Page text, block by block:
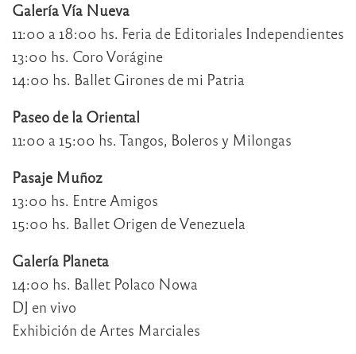
Galería Vía Nueva
11:00 a 18:00 hs. Feria de Editoriales Independientes
13:00 hs. Coro Vorágine
14:00 hs. Ballet Girones de mi Patria
Paseo de la Oriental
11:00 a 15:00 hs. Tangos, Boleros y Milongas
Pasaje Muñoz
13:00 hs. Entre Amigos
15:00 hs. Ballet Origen de Venezuela
Galería Planeta
14:00 hs. Ballet Polaco Nowa
DJ en vivo
Exhibición de Artes Marciales